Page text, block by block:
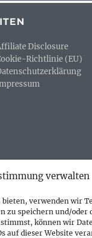
verwalten
verwenden wir
zu speichern und/oder
können wir
auf dieser Website
Disclosure
Richtlinie (EU)